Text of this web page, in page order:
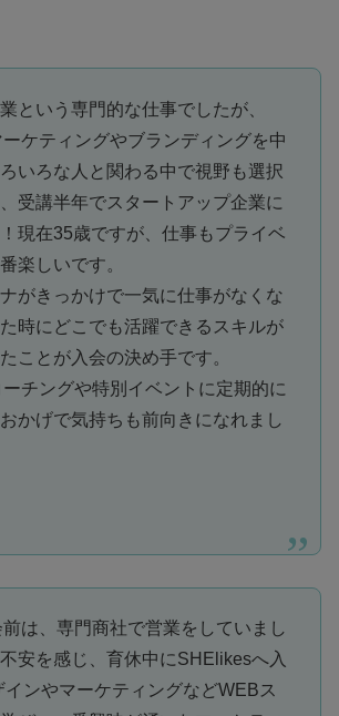
という専門的な仕事でしたが、
ケティングやブランディングを中
いろな人と関わる中で視野も選択
受講半年でスタートアップ企業に
現在35歳ですが、仕事もプライベ
楽しいです。
がきっかけで一気に仕事がなくな
時に どこでも活躍できるスキルが
ことが入会の決め手です。
チングや特別イベントに定期的に
かげで気持ちも前向きになれまし
は、専門商社で営業をしていまし
安を感じ、育休中にSHElikesへ入
ンやマーケティングなどWEBス